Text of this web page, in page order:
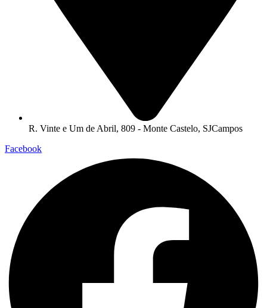
R. Vinte e Um de Abril, 809 - Monte Castelo, SJCampos
Facebook